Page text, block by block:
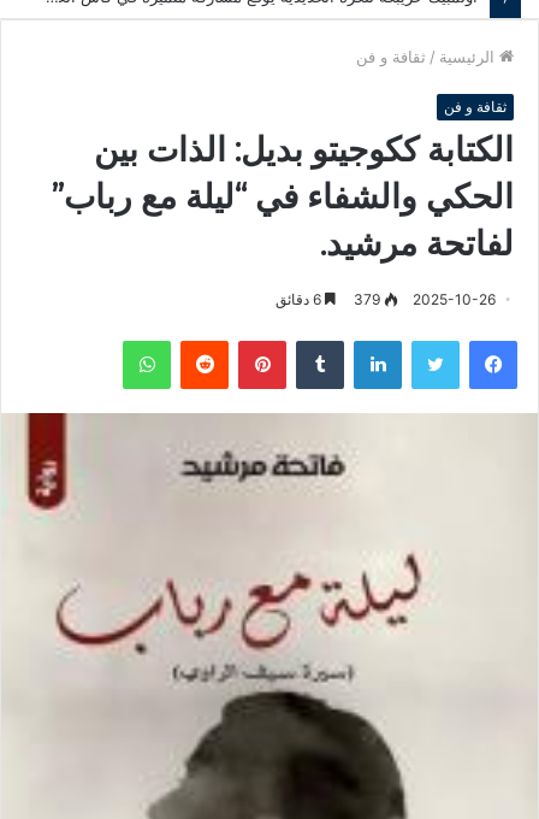
الرئيسية / ثقافة و فن
ثقافة و فن
الكتابة ككوجيتو بديل: الذات بين
الحكي والشفاء في “ليلة مع رباب”
لفاتحة مرشيد.
2025-10-26
379
فيسبوك لينكدإن بينتيريست